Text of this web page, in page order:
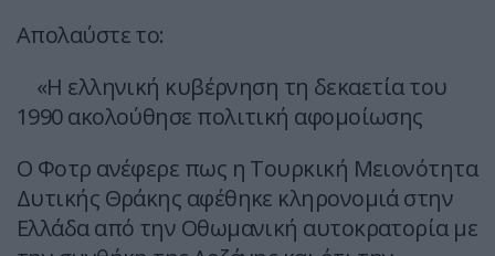
Απολαύστε το:
«Η ελληνική κυβέρνηση τη δεκαετία του
1990 ακολούθησε πολιτική αφομοίωσης
Ο Φοτρ ανέφερε πως η Τουρκική Μειονότητα
Δυτικής Θράκης αφέθηκε κληρονομιά στην
Ελλάδα από την Οθωμανική αυτοκρατορία με